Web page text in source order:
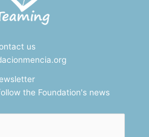
us
the Foundation's news